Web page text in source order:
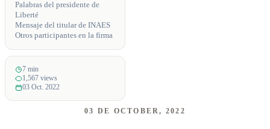
Palabras del presidente de
Liberté
Mensaje del titular de INAES
Otros participantes en la firma
7 min
1,567 views
03 Oct. 2022
03 DE OCTOBER, 2022